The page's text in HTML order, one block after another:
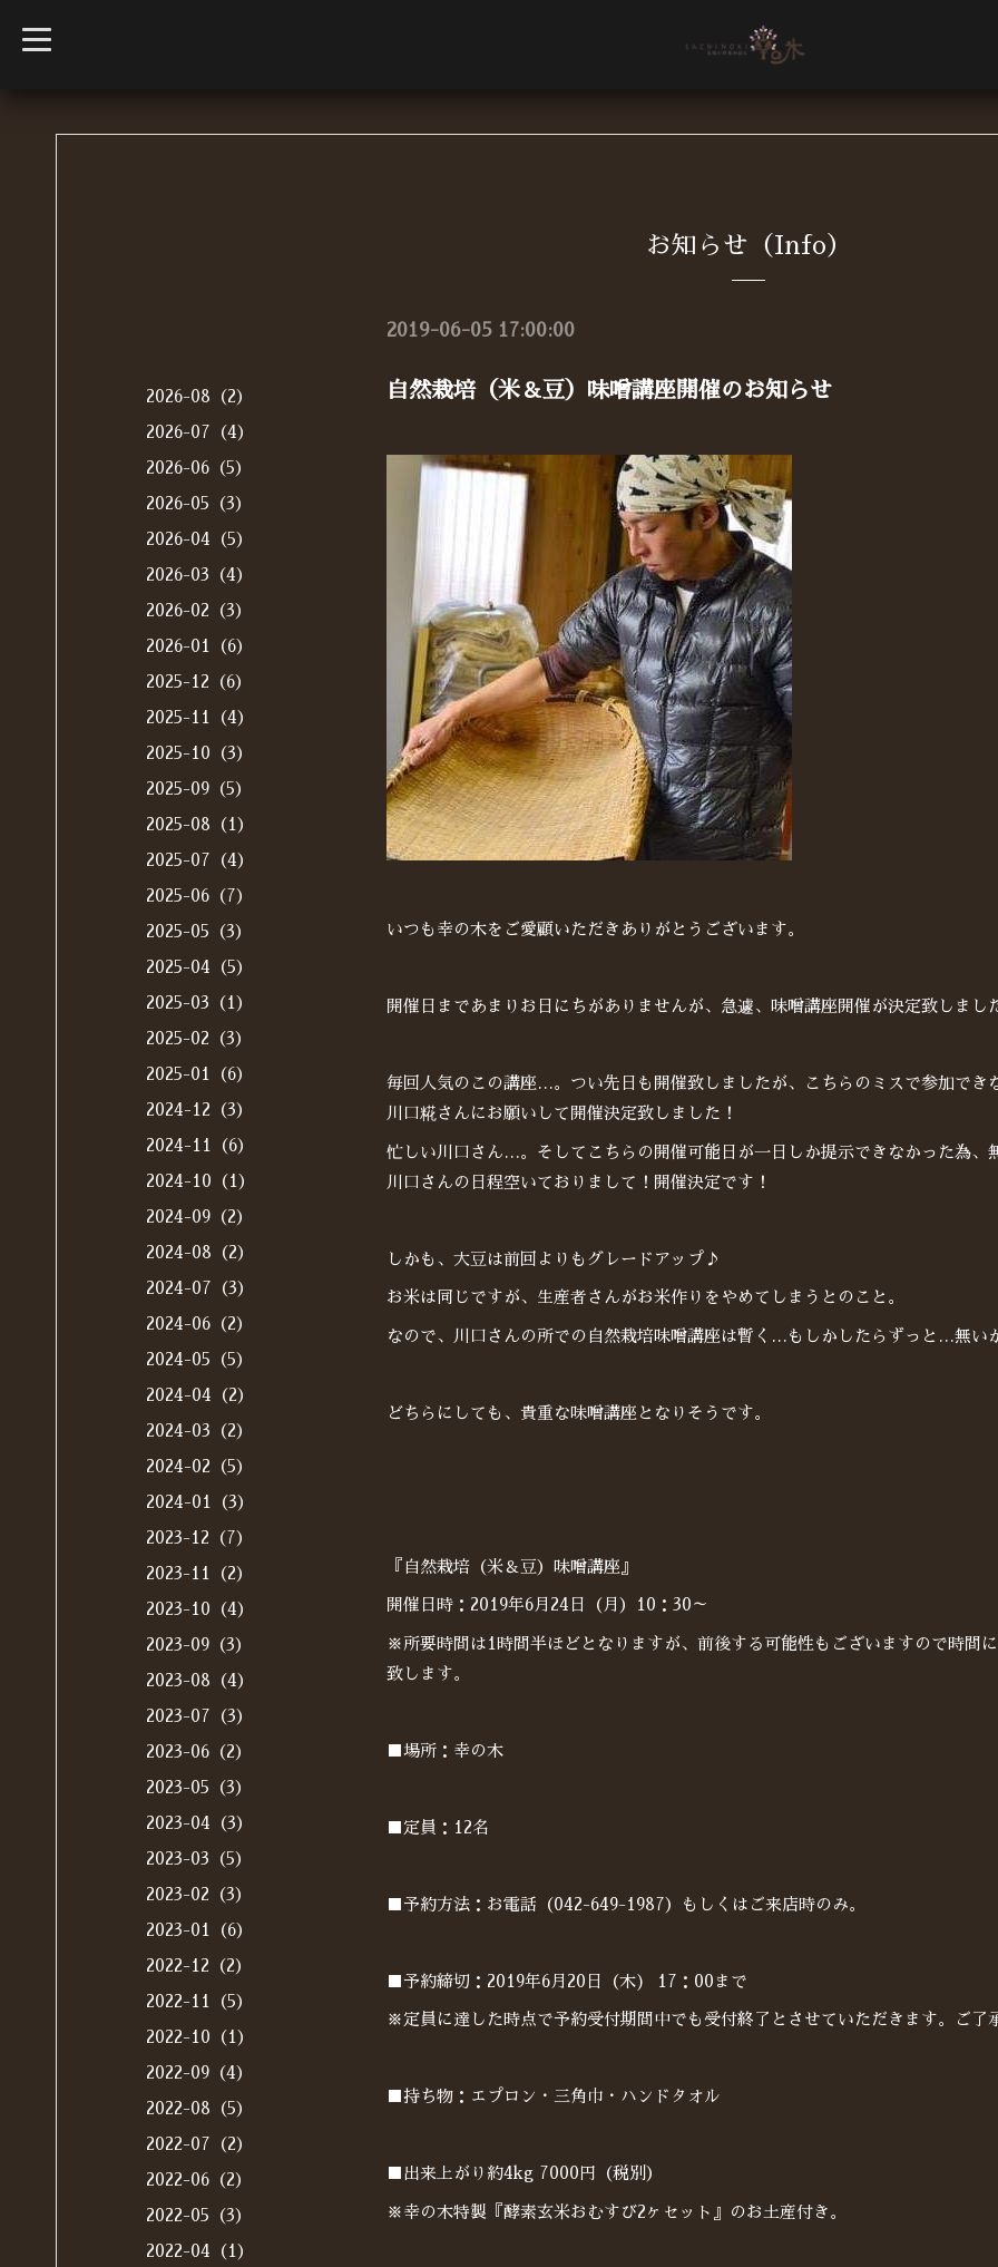
t
o
お知らせ（Info）
2019-06-05 17:00:00
自然栽培（米＆豆）味噌講座開催のお知らせ
いつも幸の木をご愛顧いただきありがとうございます。
開催日まであまりお日にちがありませんが、急遽、味噌講座開催が決定致しまし
毎回人気のこの講座…。つい先日も開催致しましたが、こちらのミスで参加でき
川口糀さんにお願いして開催決定致しました！
忙しい川口さん…。そしてこちらの開催可能日が一日しか提示できなかった為、
川口さんの日程空いておりまして！開催決定です！
しかも、大豆は前回よりもグレードアップ♪
お米は同じですが、生産者さんがお米作りをやめてしまうとのこと。
なので、川口さんの所での自然栽培味噌講座は暫く…もしかしたらずっと…無い
どちらにしても、貴重な味噌講座となりそうです。
『自然栽培（米＆豆）味噌講座』
開催日時：2019年6月24日（月）10：30～
※所要時間は1時間半ほどとなりますが、前後する可能性もございますので時間
致します。
■場所：幸の木
■定員：12名
■予約方法：お電話（042-649-1987）もしくはご来店時のみ。
■予約締切：2019年6月20日（木) 17：00まで
※定員に達した時点で予約受付期間中でも受付終了とさせていただきます。ご了
■持ち物：エプロン・三角巾・ハンドタオル
■出来上がり約4kg 7000円（税別）
※幸の木特製『酵素玄米おむすび2ヶセット』のお土産付き。
2026-08（2）
2026-07（4）
2026-06（5）
2026-05（3）
2026-04（5）
2026-03（4）
2026-02（3）
2026-01（6）
2025-12（6）
2025-11（4）
2025-10（3）
2025-09（5）
2025-08（1）
2025-07（4）
2025-06（7）
2025-05（3）
2025-04（5）
2025-03（1）
2025-02（3）
2025-01（6）
2024-12（3）
2024-11（6）
2024-10（1）
2024-09（2）
2024-08（2）
2024-07（3）
2024-06（2）
2024-05（5）
2024-04（2）
2024-03（2）
2024-02（5）
2024-01（3）
2023-12（7）
2023-11（2）
2023-10（4）
2023-09（3）
2023-08（4）
2023-07（3）
2023-06（2）
2023-05（3）
2023-04（3）
2023-03（5）
2023-02（3）
2023-01（6）
2022-12（2）
2022-11（5）
2022-10（1）
2022-09（4）
2022-08（5）
2022-07（2）
2022-06（2）
2022-05（3）
2022-04（1）